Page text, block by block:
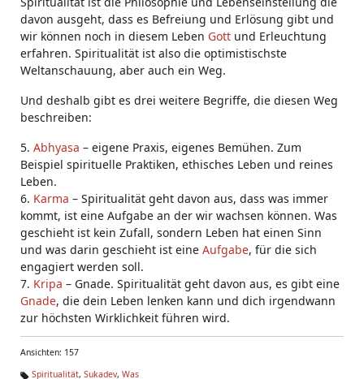
davon ausgeht, dass es Befreiung und Erlösung gibt und
wir können noch in diesem Leben Gott und Erleuchtung
erfahren. Spiritualität ist also die optimistischste
Weltanschauung, aber auch ein Weg.
Und deshalb gibt es drei weitere Begriffe, die diesen Weg
beschreiben:
5. Abhyasa – eigene Praxis, eigenes Bemühen. Zum
Beispiel spirituelle Praktiken, ethisches Leben und reines
Leben.
6. Karma – Spiritualität geht davon aus, dass was immer
kommt, ist eine Aufgabe an der wir wachsen können. Was
geschieht ist kein Zufall, sondern Leben hat einen Sinn
und was darin geschieht ist eine Aufgabe, für die sich
engagiert werden soll.
7. Kripa – Gnade. Spiritualität geht davon aus, es gibt eine
Gnade, die dein Leben lenken kann und dich irgendwann
zur höchsten Wirklichkeit führen wird.
Ansichten: 157
Spiritualität, Sukadev, Was